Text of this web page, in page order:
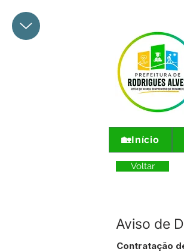
🏡Início
Voltar
Aviso de
Contratação